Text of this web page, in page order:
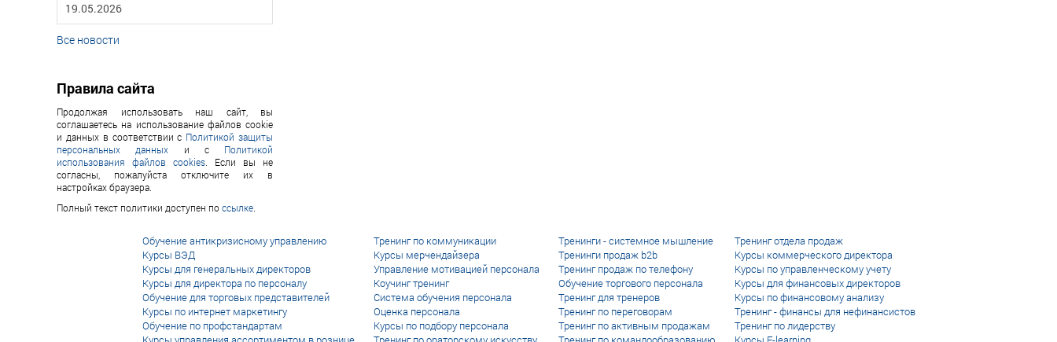
19.05.2026
Все новости
Правила сайта
Продолжая использовать наш сайт, вы
соглашаетесь на использование файлов cookie
и данных в соответствии с Политикой защиты
персональных данных и с Политикой
использования файлов cookies . Если вы не
согласны, пожалуйста отключите их в
настройках браузера.
Полный текст политики доступен поссылке
Обучение антикризисному управлению
Курсы ВЭД
Курсы для генеральных директоров
Курсы для директора по персоналу
Обучение для торговых представителей
Курсы по интернет маркетингу
Обучение по профстандартам
Тренинг по коммуникации
Курсы мерчендайзера
Управление мотивацией персонала
Коучинг тренинг
Система обучения персонала
Оценка персонала
Курсы по подбору персонала
Тренинги - системное мышление
Тренинги продаж b2b
Тренинг продаж по телефону
Обучение торгового персонала
Тренинг для тренеров
Тренинг по переговорам
Тренинг по активным продажам
Тренинг отдела продаж
Курсы коммерческого директора
Курсы по управленческому учету
Курсы для финансовых директоров
Курсы по финансовому анализу
Тренинг - финансы для нефинансистов
Тренинг по лидерству